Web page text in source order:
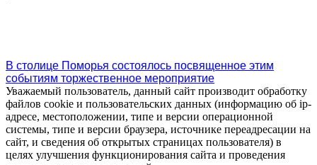
В столице Поморья состоялось посвященное этим
событиям торжественное мероприятие
Уважаемый пользователь, данный сайт производит обработку
файлов cookie и пользовательских данных (информацию об ip-
адресе, местоположении, типе и версии операционной
системы, типе и версии браузера, источнике переадресации на
сайт, и сведения об открытых страницах пользователя) в
целях улучшения функционирования сайта и проведения